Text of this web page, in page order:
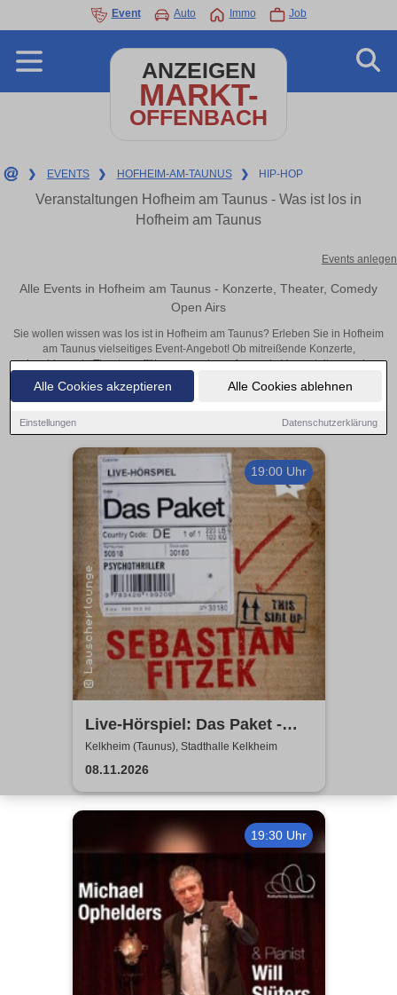
Alle Cookies akzeptieren Alle Cookies ablehnen
Einstellungen Datenschutzerklärung
Event Auto Immo Job
ANZEIGEN
MARKT-
OFFENBACH
❯ EVENTS ❯ HOFHEIM-AM-TAUNUS ❯ HIP-HOP
Veranstaltungen Hofheim am Taunus - Was ist los in
Hofheim am Taunus
Events anlegen
Alle Events in Hofheim am Taunus - Konzerte, Theater, Comedy
Open Airs
Sie wollen wissen was los ist in Hofheim am Taunus? Erleben Sie in Hofheim
am Taunus vielseitiges Event-Angebot! Ob mitreißende Konzerte,
inspirierende Theateraufführungen oder aufregende Veranstaltungen in
Hofheim am Taunus – hier finden alles im Überblick und Tickets.
19:00 Uhr
Live-Hörspiel: Das Paket -
nach Sebastian Fitzek
Kelkheim (Taunus), Stadthalle Kelkheim
08.11.2026
19:30 Uhr